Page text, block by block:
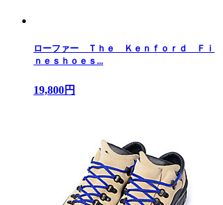
ローファー Ｔｈｅ Ｋｅｎｆｏｒｄ Ｆｉ
ｎｅｓｈｏｅｓ...
19,800円